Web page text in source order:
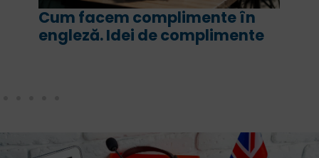
For și since în engleză. Ce sens
are fiecare și cum le folosim